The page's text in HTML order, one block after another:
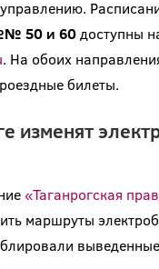
50 и 60доступны
. На обоих
билеты.
изменят
«Таганрогская
маршруты